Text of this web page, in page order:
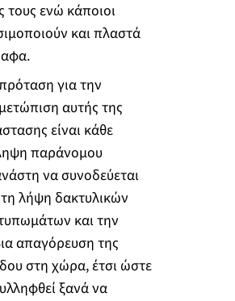
τους ενώ κάποιοι
και πλαστά
για την
αυτής της
είναι κάθε
παράνομου
να συνοδεύεται
λήψη δακτυλικών
και την
απαγόρευση της
στη χώρα, έτσι ώστε
ξανά να